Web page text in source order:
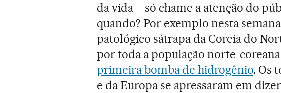
da vida – só chame a atenção do
quando? Por exemplo nesta
patológico sátrapa da Coreia do
por toda a população norte-
primeira bomba de hidrogênio. Os
e da Europa se apressaram em